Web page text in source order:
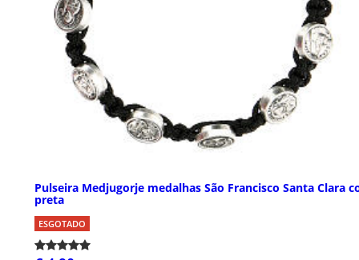
Pulseira Medjugorje medalhas São Francisco Santa Clara
preta
ESGOTADO